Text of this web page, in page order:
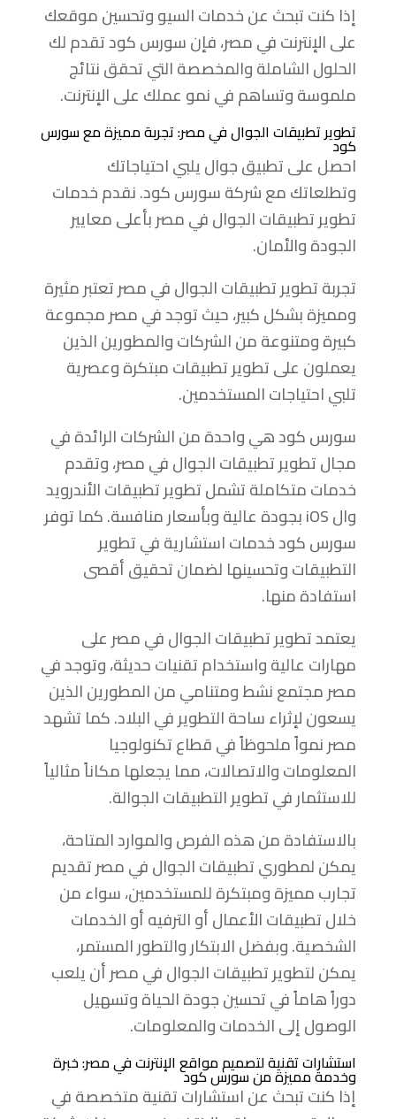
إذا كنت تبحث عن خدمات السيو وتحسين موقعك
على الإنترنت في مصر، فإن سورس كود تقدم لك
الحلول الشاملة والمخصصة التي تحقق نتائج
ملموسة وتساهم في نمو عملك على الإنترنت.
تطوير تطبيقات الجوال في مصر: تجربة مميزة مع سورس
كود
احصل على تطبيق جوال يلبي احتياجاتك
وتطلعاتك مع شركة سورس كود. نقدم خدمات
تطوير تطبيقات الجوال في مصر بأعلى معايير
الجودة والأمان.
تجربة تطوير تطبيقات الجوال في مصر تعتبر مثيرة
ومميزة بشكل كبير، حيث توجد في مصر مجموعة
كبيرة ومتنوعة من الشركات والمطورين الذين
يعملون على تطوير تطبيقات مبتكرة وعصرية
تلبي احتياجات المستخدمين.
سورس كود هي واحدة من الشركات الرائدة في
مجال تطوير تطبيقات الجوال في مصر، وتقدم
خدمات متكاملة تشمل تطوير تطبيقات الأندرويد
وال iOS بجودة عالية وبأسعار منافسة. كما توفر
سورس كود خدمات استشارية في تطوير
التطبيقات وتحسينها لضمان تحقيق أقصى
استفادة منها.
يعتمد تطوير تطبيقات الجوال في مصر على
مهارات عالية واستخدام تقنيات حديثة، وتوجد في
مصر مجتمع نشط ومتنامي من المطورين الذين
يسعون لإثراء ساحة التطوير في البلاد. كما تشهد
مصر نمواً ملحوظاً في قطاع تكنولوجيا
المعلومات والاتصالات، مما يجعلها مكاناً مثالياً
للاستثمار في تطوير التطبيقات الجوالة.
بالاستفادة من هذه الفرص والموارد المتاحة،
يمكن لمطوري تطبيقات الجوال في مصر تقديم
تجارب مميزة ومبتكرة للمستخدمين، سواء من
خلال تطبيقات الأعمال أو الترفيه أو الخدمات
الشخصية. وبفضل الابتكار والتطور المستمر،
يمكن لتطوير تطبيقات الجوال في مصر أن يلعب
دوراً هاماً في تحسين جودة الحياة وتسهيل
الوصول إلى الخدمات والمعلومات.
استشارات تقنية لتصميم مواقع الإنترنت في مصر: خبرة
وخدمة مميزة من سورس كود
إذا كنت تبحث عن استشارات تقنية متخصصة في